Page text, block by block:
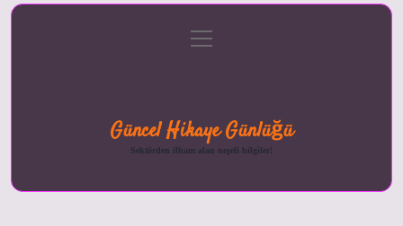
menüyü
aç
Güncel Hikaye Günlüğü
Sektörden ilham alan neşeli bilgiler!